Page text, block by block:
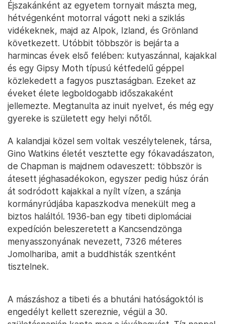
Éjszakánként az egyetem tornyait mászta meg,
hétvégenként motorral vágott neki a sziklás
vidékeknek, majd az Alpok, Izland, és Grönland
következett. Utóbbit többször is bejárta a
harmincas évek első felében: kutyaszánnal, kajakkal
és egy Gipsy Moth típusú kétfedelű géppel
közlekedett a fagyos pusztaságban. Ezeket az
éveket élete legboldogabb időszakaként
jellemezte. Megtanulta az inuit nyelvet, és még egy
gyereke is született egy helyi nőtől.
A kalandjai közel sem voltak veszélytelenek, társa,
Gino Watkins életét vesztette egy fókavadászaton,
de Chapman is majdnem odaveszett: többször is
átesett jéghasadékokon, egyszer pedig húsz órán
át sodródott kajakkal a nyílt vízen, a szánja
kormányrúdjába kapaszkodva menekült meg a
biztos haláltól. 1936-ban egy tibeti diplomáciai
expedíción beleszeretett a Kancsendzönga
menyasszonyának nevezett, 7326 méteres
Jomolhariba, amit a buddhisták szentként
tisztelnek.
A mászáshoz a tibeti és a bhutáni hatóságoktól is
engedélyt kellett szereznie, végül a 30.